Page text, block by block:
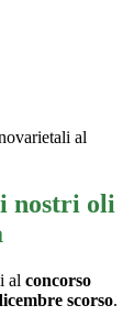
al
nostri oli
al concorso
scorso.